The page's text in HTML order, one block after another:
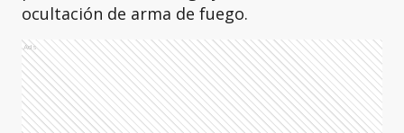
ocultación de arma de fuego.
Ads